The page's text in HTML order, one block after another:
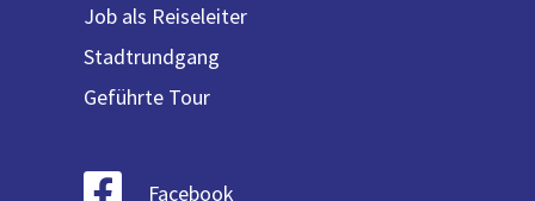
Job als Reiseleiter
Stadtrundgang
Geführte Tour
Facebook